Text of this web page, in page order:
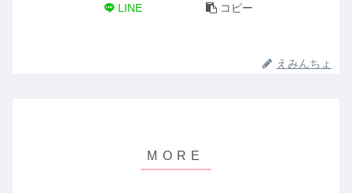
LINE コピー
えみんちょ